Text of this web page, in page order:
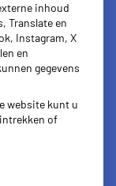
inhoud
Translate en
Instagram, X
en
gegevens
website kunt u
of